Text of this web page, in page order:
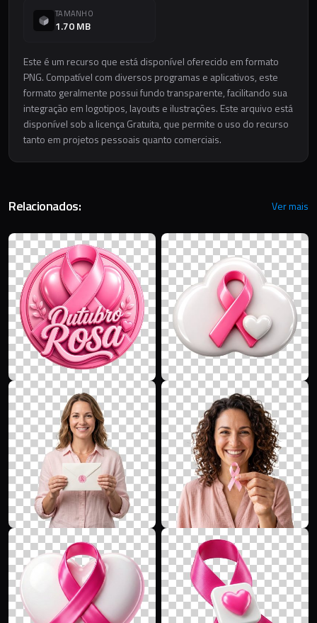
TAMANHO
1.70 MB
Este é um recurso que está disponível oferecido em formato
PNG. Compatível com diversos programas e aplicativos, este
formato geralmente possui fundo transparente, facilitando sua
integração em logotipos, layouts e ilustrações. Este arquivo está
disponível sob a licença Gratuita, que permite o uso do recurso
tanto em projetos pessoais quanto comerciais.
Relacionados: Ver mais